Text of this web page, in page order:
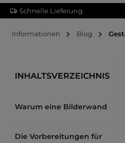
Schnelle Lieferung
Informationen Blog
INHALTSVERZEICHNIS
Warum eine Bilderwand
Die Vorbereitungen für